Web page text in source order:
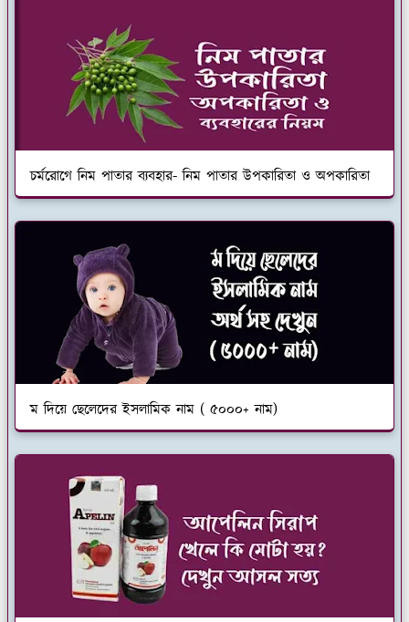
চর্মরোগে নিম পাতার ব্যবহার- নিম পাতার উপকারিতা ও অপকারিতা
ম দিয়ে ছেলেদের ইসলামিক নাম ( ৫০০০+ নাম)